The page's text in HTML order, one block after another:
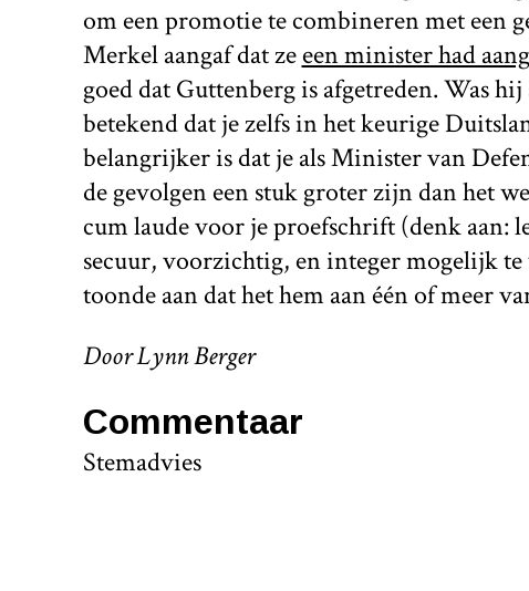
om een promotie te combineren met een
Merkel aangaf dat zeeen minister had
goed dat Guttenberg is afgetreden. Was
betekend dat je zelfs in het keurige
belangrijker is dat je als Minister van
de gevolgen een stuk groter zijn dan het
cum laude voor je proefschrift (denk aan:
secuur, voorzichtig, en integer mogelijk
toonde aan dat het hem aan één of meer
Door Lynn Berger
Commentaar
Stemadvies